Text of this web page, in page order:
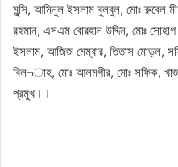
মুন্সি, আমিনুল ইসলাম বুলবুল, মোঃ রুবেল
রহমান, এসএম বোরহান উদ্দিন, মোঃ
ইসলাম, আজিজ মেম্বার, তিতাস মোড়ল,
বিল¬াহ, মোঃ আলমগীর, মোঃ সফিক,
প্রমুখ।।